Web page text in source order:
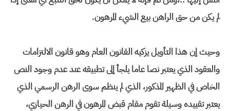
لم يكن من حق الراهن بيع الشيء المرهون.
وحيث إن هذا التأويل يزكيه القانون العام وهو قانون الالتزامات
والعقود الذي يعتبر نصا عاما يلجأ إلى تطبيقه عند عدم وجود النص
الخاص في الظهير المذكور، الذي لم ينظم سوى الرهن الرسمي الذي
يعتبر تقييده وسيلة تقوم مقام قبض المرهون في الرهن الحيازي،